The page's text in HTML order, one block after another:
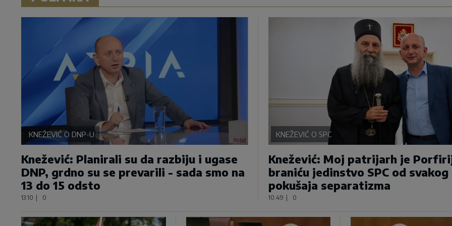
KNEŽEVIĆ O DNP-U
Knežević: Planirali su da razbiju i ugase
DNP, grdno su se prevarili - sada smo na
13 do 15 odsto
13:10 | 0
KNEŽEVIĆ O SPC
Knežević: Moj patrijarh je
braniću jedinstvo SPC od svakog
pokušaja separatizma
10:49 | 0